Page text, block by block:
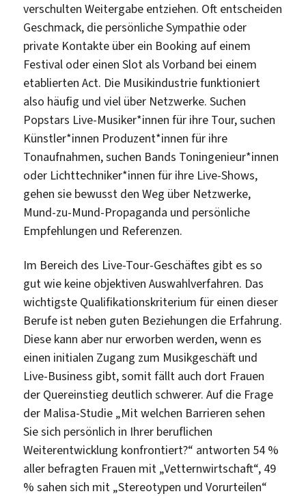
verschulten Weitergabe entziehen. Oft entscheiden
Geschmack, die persönliche Sympathie oder
private Kontakte über ein Booking auf einem
Festival oder einen Slot als Vorband bei einem
etablierten Act. Die Musikindustrie funktioniert
also häufig und viel über Netzwerke. Suchen
Popstars Live-Musiker*innen für ihre Tour, suchen
Künstler*innen Produzent*innen für ihre
Tonaufnahmen, suchen Bands Toningenieur*innen
oder Lichttechniker*innen für ihre Live-Shows,
gehen sie bewusst den Weg über Netzwerke,
Mund-zu-Mund-Propaganda und persönliche
Empfehlungen und Referenzen.
Im Bereich des Live-Tour-Geschäftes gibt es so
gut wie keine objektiven Auswahlverfahren. Das
wichtigste Qualifikationskriterium für einen dieser
Berufe ist neben guten Beziehungen die Erfahrung.
Diese kann aber nur erworben werden, wenn es
einen initialen Zugang zum Musikgeschäft und
Live-Business gibt, somit fällt auch dort Frauen
der Quereinstieg deutlich schwerer. Auf die Frage
der Malisa-Studie „Mit welchen Barrieren sehen
Sie sich persönlich in Ihrer beruflichen
Weiterentwicklung konfrontiert?“ antworten 54 %
aller befragten Frauen mit „Vetternwirtschaft“, 49
% sahen sich mit „Stereotypen und Vorurteilen“